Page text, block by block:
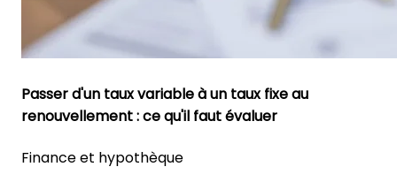
Passer d'un taux variable à un taux fixe au
renouvellement : ce qu'il faut évaluer
Finance et hypothèque